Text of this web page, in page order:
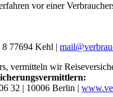
vor einer
8 77694 Kehl |
vermitteln wir
32 | 10006 Berlin |